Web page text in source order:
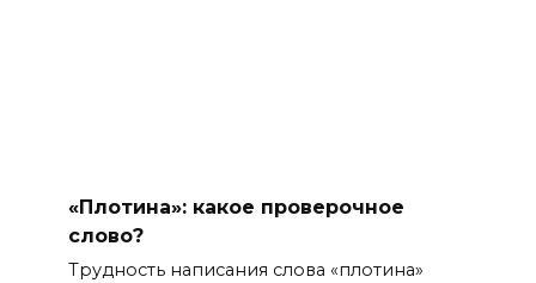
«Плотина»: какое проверочное
слово?
Трудность написания слова «плотина»